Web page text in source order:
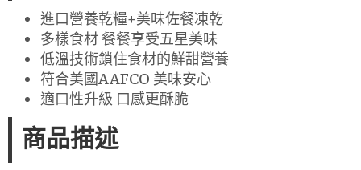
進口營養乾糧+美味佐餐凍乾
多樣食材 餐餐享受五星美味
低溫技術鎖住食材的鮮甜營養
符合美國AAFCO 美味安心
適口性升級 口感更酥脆
商品描述